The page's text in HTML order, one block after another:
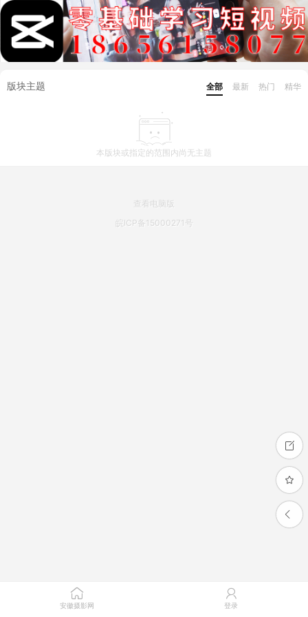
版块主题 全部 最新 热门 精华
本版块或指定的范围内尚无主题
安徽摄影网 登录
查看电脑版
皖ICP备15000271号